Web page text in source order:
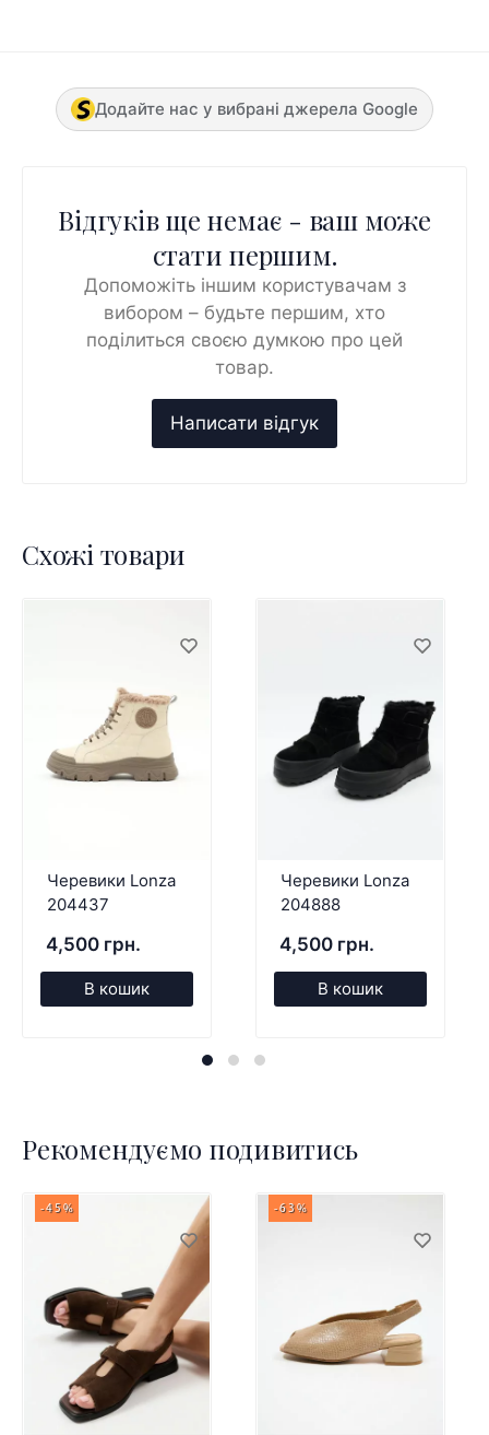
Додайте нас у вибрані джерела Google
Відгуків ще немає - ваш може
стати першим.
Допоможіть іншим користувачам з
вибором – будьте першим, хто
поділиться своєю думкою про цей
товар.
Схожі товари
Черевики Lonza
204437
4,500 грн.
В кошик
Черевики Lonza
204888
4,500 грн.
В кошик
Рекомендуємо подивитись
-45% -63%